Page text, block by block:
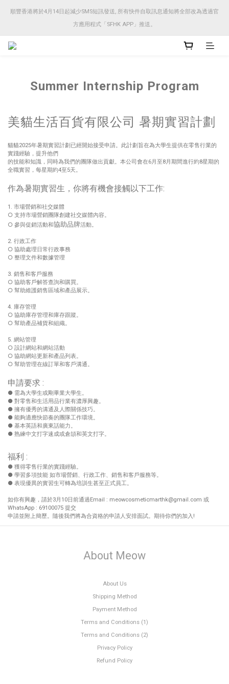
順豐香港將於4月14日起減少SMS短訊發送, 所有快件自取訊息通知將全部改為透過官
方應用程式「SFHK APP」推送。
順豐香港將於4月14日起減少SMS短訊發送, 所有快件自取訊息通知將全部改為透過官
方應用程式「SFHK APP」推送。
順豐香港將於4月14日起減少SMS短訊發送, 所有快件自取訊息通知將全部改為透過官
Summer Internship Program
美貓生活百貨有限公司 暑期實習計劃
貓貓2025年暑期實習計劃已經開始接受申請。此計劃旨在為大學生提供在零售行業的
實踐經驗，提升他們
的技能和知識，同時為我們的團隊做出貢獻。本公司會在6月至8月期間進行約8星期的
全職實習，每星期約4至5天。
作為暑期實習生，你將有機會接觸以下工作:
1. 市場營銷和社交媒體
○ 支持市場營銷團隊創建社交媒體內容。
○ 參與促銷活動和協助品牌活動。
2. 行政工作
○ 協助處理日常行政事務
○ 整理文件和數據管理
3. 銷售和客戶服務
○ 協助客戶解答查詢和購買。
○ 幫助維護銷售區域和產品展示。
4. 庫存管理
○ 協助庫存管理和庫存跟蹤。
○ 幫助產品補貨和組織。
5. 網站管理
○ 設計網站和網站活動
○ 協助網站更新和產品列表。
○ 幫助管理在線訂單和客戶溝通。
申請要求 :
● 需為大學生或剛畢業大學生。
● 對零售和生活用品行業有濃厚興趣。
● 擁有優秀的溝通及人際關係技巧。
● 能夠適應快節奏的團隊工作環境。
● 基本英語和廣東話能力。
● 熟練中文打字速成或倉頡和英文打字。
福利 :
● 獲得零售行業的實踐經驗。
● 學習多項技能 如市場營銷、行政工作、銷售和客戶服務等。
● 表現優異的實習生可轉為培訓生甚至正式員工。
如你有興趣，請於3月10日前通過Email : meowcosmeticmarthk@gmail.com 或
WhatsApp : 69100075 提交
申請並附上簡歷。隨後我們將為合資格的申請人安排面試。期待你們的加入!
About Meow
About Us
Shipping Method
Payment Method
Terms and Conditions (1)
Terms and Conditions (2)
Privacy Policy
Refund Policy